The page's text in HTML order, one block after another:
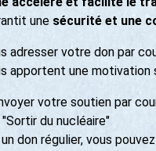
une sécurité et une
adresser votre don par
apportent une motivation
votre soutien par
"Sortir du nucléaire"
don régulier, vous pouvez